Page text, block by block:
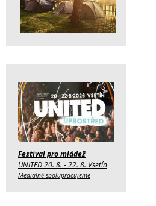
Festival pro mládež
UNITED 20. 8. - 22. 8. Vsetín
Mediálně spolupracujeme